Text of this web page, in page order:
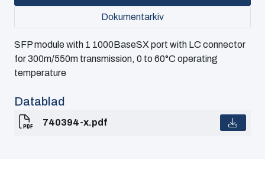
Dokumentarkiv
SFP module with 1 1000BaseSX port with LC connector
for 300m/550m transmission, 0 to 60°C operating
temperature
Datablad
740394-x.pdf